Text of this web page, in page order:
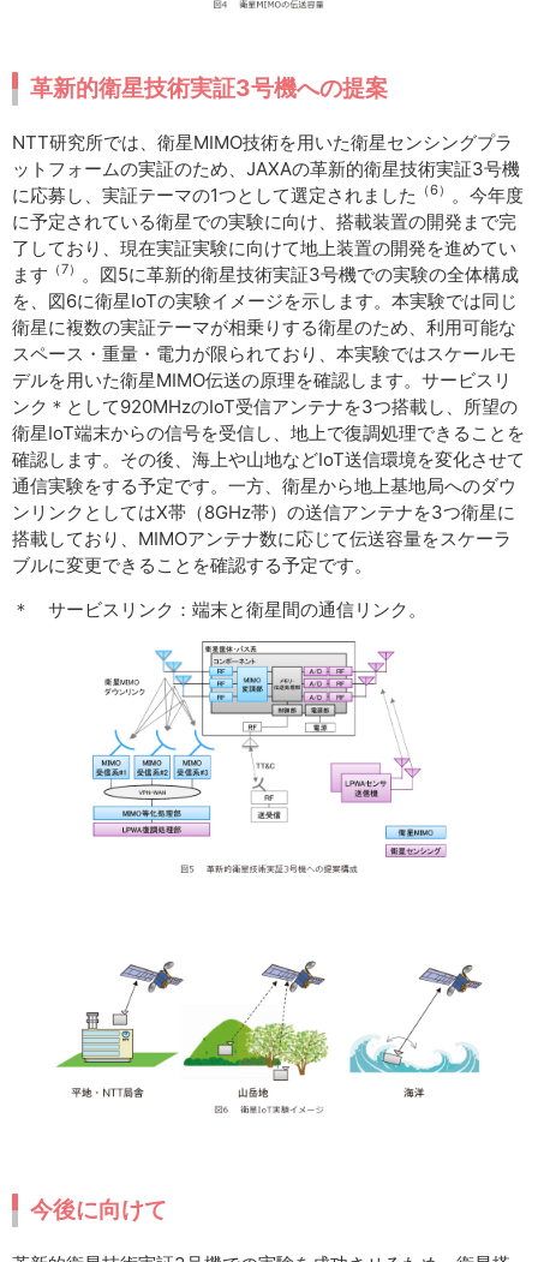
革新的衛星技術実証3号機への提案
NTT研究所では、衛星MIMO技術を用いた衛星センシングプラ
ットフォームの実証のため、JAXAの革新的衛星技術実証3号機
に応募し、実証テーマの1つとして選定されました
（6） 。今年度
に予定されている衛星での実験に向け、搭載装置の開発まで完
了しており、現在実証実験に向けて地上装置の開発を進めてい
ます （7） 。図5に革新的衛星技術実証3号機での実験の全体構成
を、図6に衛星IoTの実験イメージを示します。本実験では同じ
衛星に複数の実証テーマが相乗りする衛星のため、利用可能な
スペース・重量・電力が限られており、本実験ではスケールモ
デルを用いた衛星MIMO伝送の原理を確認します。サービスリ
ンク＊として920MHzのIoT受信アンテナを3つ搭載し、所望の
衛星IoT端末からの信号を受信し、地上で復調処理できることを
確認します。その後、海上や山地などIoT送信環境を変化させて
通信実験をする予定です。一方、衛星から地上基地局へのダウ
ンリンクとしてはX帯（8GHz帯）の送信アンテナを3つ衛星に
搭載しており、MIMOアンテナ数に応じて伝送容量をスケーラ
ブルに変更できることを確認する予定です。
＊ サービスリンク：端末と衛星間の通信リンク。
今後に向けて